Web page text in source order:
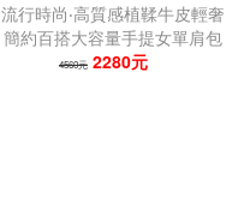
流行時尚‧高質感植鞣牛皮輕奢
簡約百搭大容量手提女單肩包
｜托特包
4560元 2280元